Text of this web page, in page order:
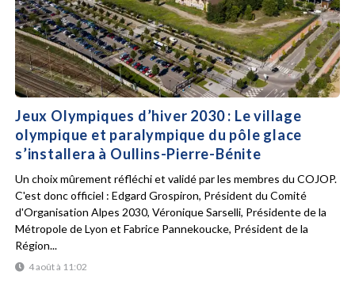
Jeux Olympiques d’hiver 2030 : Le village
olympique et paralympique du pôle glace
s’installera à Oullins-Pierre-Bénite
4 août à 11:02
Un choix mûrement réfléchi et validé par les membres du COJOP.
C'est donc officiel : Edgard Grospiron, Président du Comité
d'Organisation Alpes 2030, Véronique Sarselli, Présidente de la
Métropole de Lyon et Fabrice Pannekoucke, Président de la
Région...